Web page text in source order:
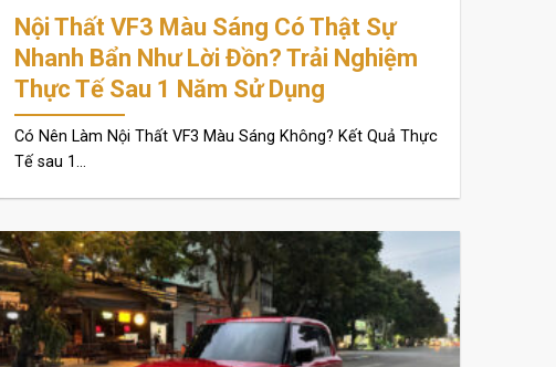
Nội Thất VF3 Màu Sáng Có Thật Sự
Nhanh Bẩn Như Lời Đồn? Trải Nghiệm
Thực Tế Sau 1 Năm Sử Dụng
Có Nên Làm Nội Thất VF3 Màu Sáng Không? Kết Quả Thực
Tế sau 1...